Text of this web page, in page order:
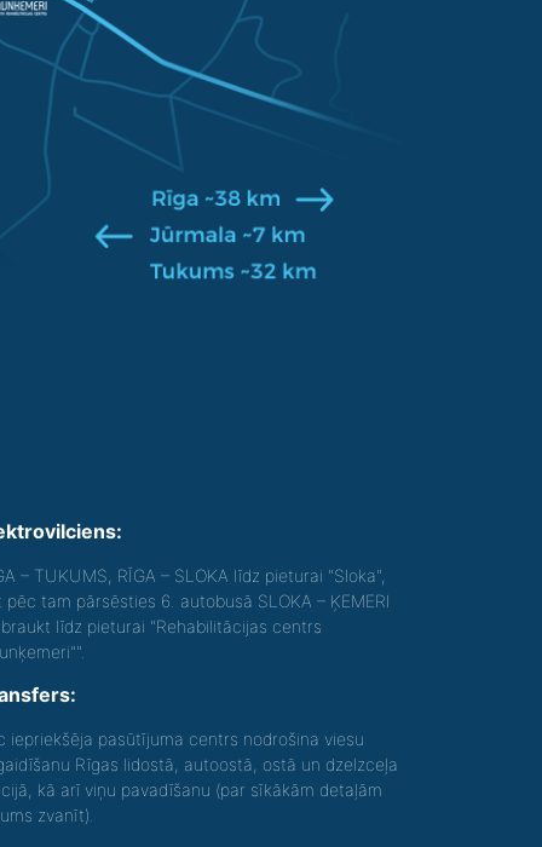
– TUKUMS, RĪGA – SLOKA līdz pieturai "Sloka",
pēc tam pārsēsties 6. autobusā SLOKA – ĶEMERI
līdz pieturai "Rehabilitācijas centrs
iepriekšēja pasūtījuma centrs nodrošina viesu
Rīgas lidostā, autoostā, ostā un dzelzceļa
kā arī viņu pavadīšanu (par sīkākām detaļām
zvanīt).